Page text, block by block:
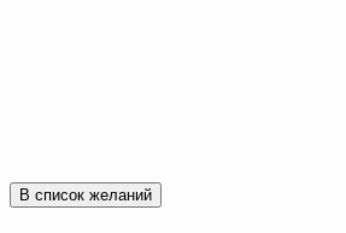
В список желаний